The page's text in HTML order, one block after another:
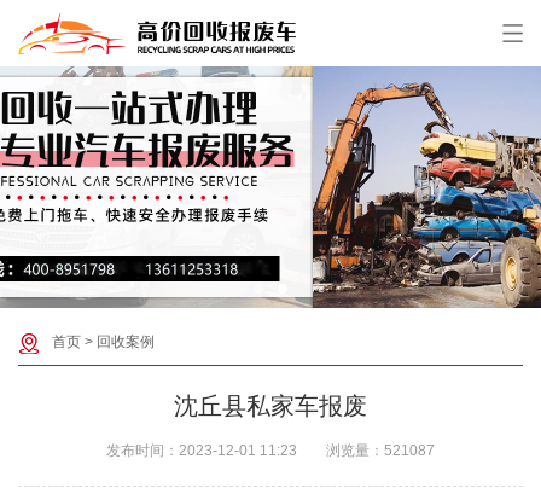
首页 > 回收案例
沈丘县私家车报废
发布时间： 2023-12-01 11:23 浏览量： 521087